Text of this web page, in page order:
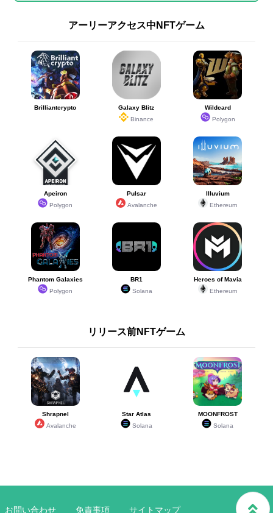
アーリーアクセス中NFTゲーム
Brilliantcrypto
Galaxy Blitz
Binance
Wildcard
Polygon
Apeiron
Polygon
Pulsar
Avalanche
Illuvium
Ethereum
Phantom Galaxies
Polygon
BR1
Solana
Heroes of Mavia
Ethereum
リリース前NFTゲーム
Shrapnel
Avalanche
Star Atlas
Solana
MOONFROST
Solana
お問い合わせ 免責事項 サイトマップ